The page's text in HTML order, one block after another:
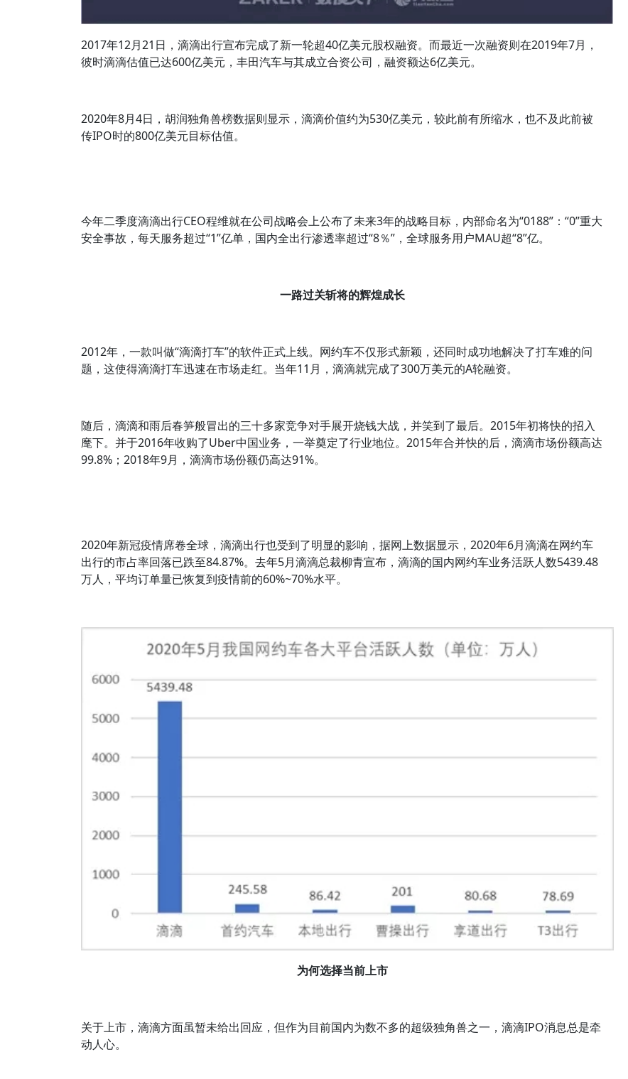
2017年12月21日，滴滴出行宣布完成了新一轮超40亿美元股权融资。而最近一次融资则在2019年7月，
彼时滴滴估值已达600亿美元，丰田汽车与其成立合资公司，融资额达6亿美元。
2020年8月4日，胡润独角兽榜数据则显示，滴滴价值约为530亿美元，较此前有所缩水，也不及此前被
传IPO时的800亿美元目标估值。
今年二季度滴滴出行CEO程维就在公司战略会上公布了未来3年的战略目标，内部命名为“0188”：“0”重大
安全事故，每天服务超过“1”亿单，国内全出行渗透率超过“8％”，全球服务用户MAU超“8”亿。
一路过关斩将的辉煌成长
2012年，一款叫做“滴滴打车”的软件正式上线。网约车不仅形式新颖，还同时成功地解决了打车难的问
题，这使得滴滴打车迅速在市场走红。当年11月，滴滴就完成了300万美元的A轮融资。
随后，滴滴和雨后春笋般冒出的三十多家竞争对手展开烧钱大战，并笑到了最后。2015年初将快的招入
麾下。并于2016年收购了Uber中国业务，一举奠定了行业地位。2015年合并快的后，滴滴市场份额高达
99.8%；2018年9月，滴滴市场份额仍高达91%。
2020年新冠疫情席卷全球，滴滴出行也受到了明显的影响，据网上数据显示，2020年6月滴滴在网约车
出行的市占率回落已跌至84.87%。去年5月滴滴总裁柳青宣布，滴滴的国内网约车业务活跃人数5439.48
万人，平均订单量已恢复到疫情前的60%~70%水平。
为何选择当前上市
关于上市，滴滴方面虽暂未给出回应，但作为目前国内为数不多的超级独角兽之一，滴滴IPO消息总是牵
动人心。